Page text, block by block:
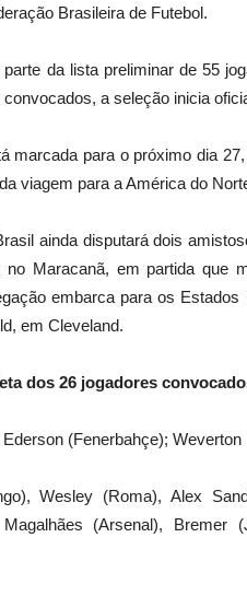
Brasileira de Futebol.
da lista preliminar de 55
a seleção inicia
marcada para o próximo dia
viagem para a América do
ainda disputará dois
Maracanã, em partida que
embarca para os
em Cleveland.
dos 26 jogadores
(Fenerbahçe); Weverton
Wesley (Roma), Alex
(Arsenal), Bremer